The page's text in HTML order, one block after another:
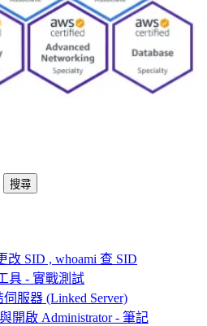
改 SID , whoami 查 SID
具 - 實戰測試
服器 (Linked Server)
開啟 Administrator - 筆記